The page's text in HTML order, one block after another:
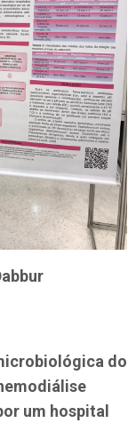
do
um hospital